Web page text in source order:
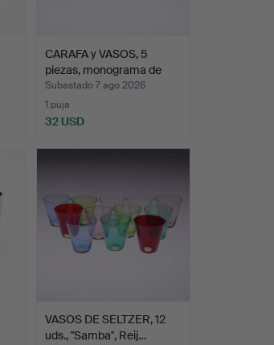
CARAFA y VASOS, 5
piezas, monograma de
Gus…
Subastado 7 ago 2026
1 puja
32 USD
VASOS DE SELTZER, 12
uds., ''Samba'', Reij…